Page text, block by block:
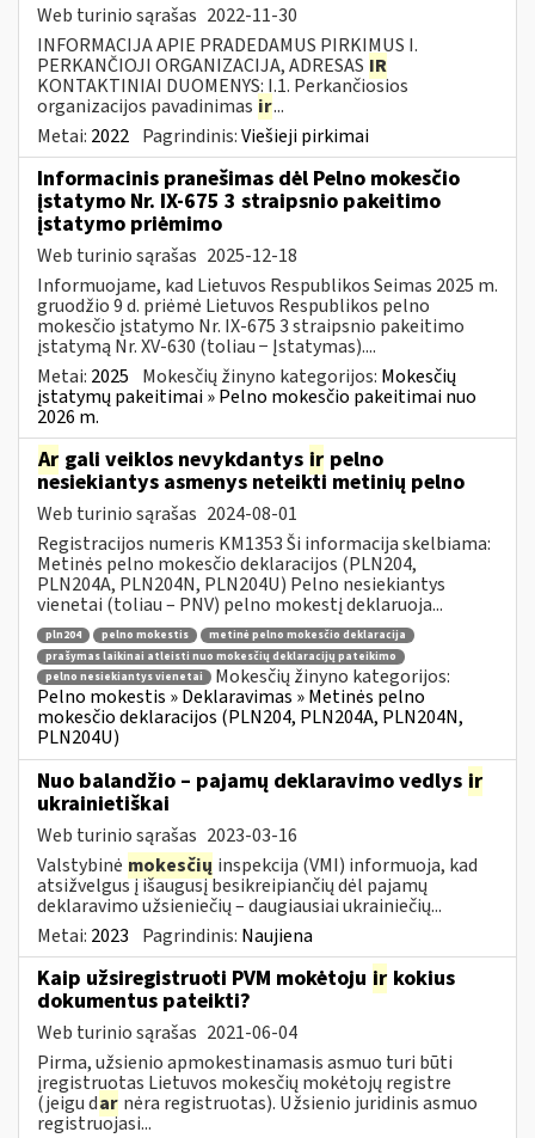
Web turinio sąrašas 2022-11-30
INFORMACIJA APIE PRADEDAMUS PIRKIMUS I.
PERKANČIOJI ORGANIZACIJA, ADRESAS IR
KONTAKTINIAI DUOMENYS: I.1. Perkančiosios
organizacijos pavadinimas ir...
Metai: 2022 Pagrindinis:Viešieji pirkimai
Informacinis pranešimas dėl Pelno mokesčio
įstatymo Nr. IX-675 3 straipsnio pakeitimo
įstatymo priėmimo
Web turinio sąrašas 2025-12-18
Informuojame, kad Lietuvos Respublikos Seimas 2025 m.
gruodžio 9 d. priėmė Lietuvos Respublikos pelno
mokesčio įstatymo Nr. IX-675 3 straipsnio pakeitimo
įstatymą Nr. XV-630 (toliau − Įstatymas)....
Metai: 2025 Mokesčių žinyno kategorijos: Mokesčių
įstatymų pakeitimai » Pelno mokesčio pakeitimai nuo
2026 m.
Ar gali veiklos nevykdantys ir pelno
nesiekiantys asmenys neteikti metinių pelno
Web turinio sąrašas 2024-08-01
Registracijos numeris KM1353 Ši informacija skelbiama:
Metinės pelno mokesčio deklaracijos (PLN204,
PLN204A, PLN204N, PLN204U) Pelno nesiekiantys
vienetai (toliau – PNV) pelno mokestį deklaruoja...
pln204 pelno mokestis
metinė pelno mokesčio deklaracija
prašymas laikinai atleisti nuo mokesčių deklaracijų pateikimo
pelno nesiekiantys vienetai
Mokesčių žinyno kategorijos:
Pelno mokestis » Deklaravimas » Metinės pelno
mokesčio deklaracijos (PLN204, PLN204A, PLN204N,
PLN204U)
Nuo balandžio – pajamų deklaravimo vedlys ir
ukrainietiškai
Web turinio sąrašas 2023-03-16
Valstybinė mokesčių inspekcija (VMI) informuoja, kad
atsižvelgus į išaugusį besikreipiančių dėl pajamų
deklaravimo užsieniečių – daugiausiai ukrainiečių...
Metai: 2023 Pagrindinis: Naujiena
Kaip užsiregistruoti PVM mokėtoju ir kokius
dokumentus pateikti?
Web turinio sąrašas 2021-06-04
Pirma, užsienio apmokestinamasis asmuo turi būti
įregistruotas Lietuvos mokesčių mokėtojų registre
(jeigu dar nėra registruotas). Užsienio juridinis asmuo
registruojasi...